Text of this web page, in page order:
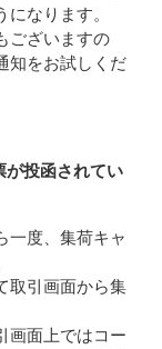
なります。
ございますの
知をお試しくだ
が投函されてい
一度、集荷キャ
取引画面から集
画面上ではコー